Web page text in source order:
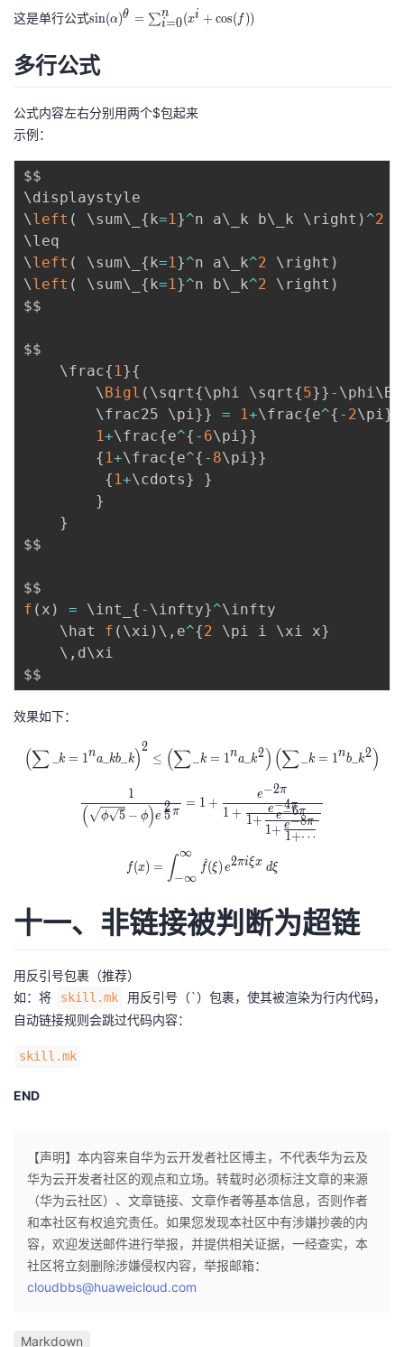
=
c
^
这是单行公式
n
(\
p
a)
{
\t
et
a
s
}
(x
^i
o
)
sin(α)θ = ∑i=0
n (xi + cos(f ))
多行公式
公式内容左右分别用两个$包起来
示例：
$$
\displaystyle
\left ( \sum\_ {k=1 }^n a\_k b\_k \right ) ^2
\leq
\left ( \sum\_ {k=1 }^n a\_k^2 \right )
\left ( \sum\_ {k=1 }^n b\_k^2 \right )
$$
$$
    \frac
{ 1 }{
        \
Bigl ( \sqrt{\phi \sqrt{5}} -
        \frac25 \pi
}} = 1+\frac{e^{ - 2\pi }
1+\frac{e^{ - 6\pi }}
{ 1+\frac{e^{ - 8\pi }}
{ 1+\cdots}
}
}
}
$$
f ( x ) = \int_ { - \infty}^\infty
    \hat
f ( \xi ) \ , e^{2 \pi i \xi x}
    \
, d\xi
效果如下：
\displaystyle \left(
(∑ k = 1na _kb k)2
≤ (∑ k = 1na_ k2)(∑ k = 1nb_ k2)
\frac{1}{ \Bigl(\sqrt{\phi
( ϕ 5 − ϕ)e 5
2π
1
= 1 +
1 + 1+
1+ 1+⋯
e−8π
e−6π
e−4π
e−2π
f(x) = \int_{-\infty}^\infty \hat
f(x) = ∫−∞
∞
f^(ξ) e2πiξx dξ
十一、非链接被判断为超链
用反引号包裹（推荐）
如：将
skill.mk
用反引号（`）包裹，使其被渲染为行内代码，
自动链接规则会跳过代码内容：
skill.mk
END
【声明】本内容来自华为云开发者社区博主，不代表华为云及
华为云开发者社区的观点和立场。转载时必须标注文章的来源
（华为云社区）、文章链接、文章作者等基本信息，否则作者
和本社区有权追究责任。如果您发现本社区中有涉嫌抄袭的内
容，欢迎发送邮件进行举报，并提供相关证据，一经查实，本
社区将立刻删除涉嫌侵权内容，举报邮箱：
cloudbbs@huaweicloud.com
Markdown